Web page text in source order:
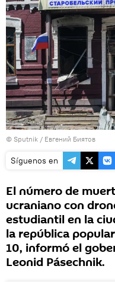
© Sputnik / Евгений Биятов
Síguenos en
El número de
ucraniano con
estudiantil en la
la república
10, informó el
Leonid Pásechnik.